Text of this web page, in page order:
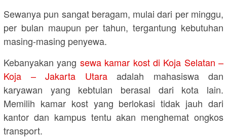
Sewanya pun sangat beragam, mulai dari per minggu,
per bulan maupun per tahun, tergantung kebutuhan
masing-masing penyewa.
Kebanyakan yang sewa kamar kost di Koja Selatan –
Koja – Jakarta Utaraadalah mahasiswa dan
karyawan yang kebtulan berasal dari kota lain.
Memilih kamar kost yang berlokasi tidak jauh dari
kantor dan kampus tentu akan menghemat ongkos
transport.